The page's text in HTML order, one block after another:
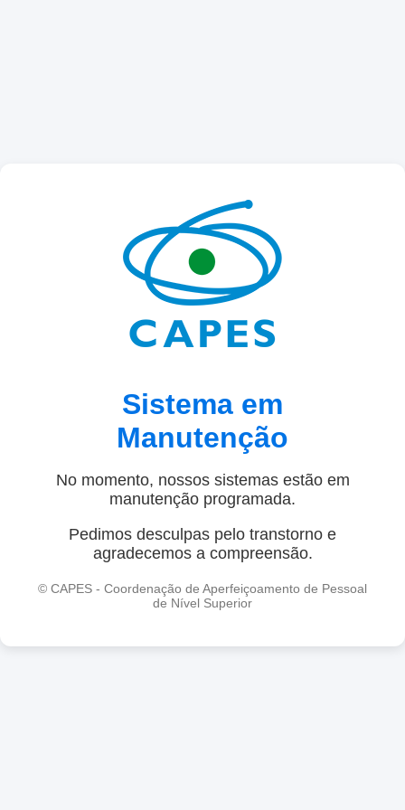
Sistema em
Manutenção
No momento, nossos sistemas estão em
manutenção programada.
Pedimos desculpas pelo transtorno e
agradecemos a compreensão.
© CAPES - Coordenação de Aperfeiçoamento de Pessoal
de Nível Superior